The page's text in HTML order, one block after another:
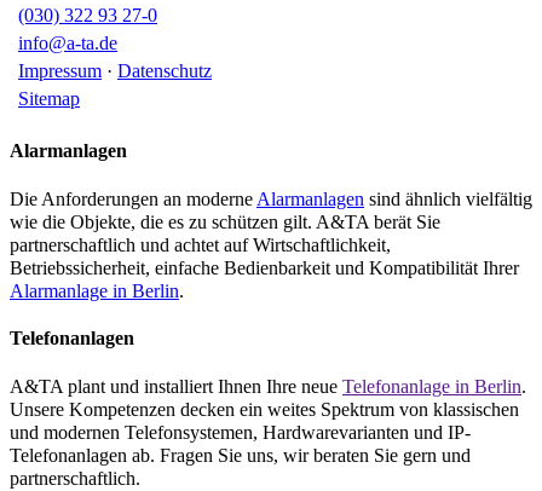
(030) 322 93 27-0
info@a-ta.de
Impressum · Datenschutz
Sitemap
Alarmanlagen
Die Anforderungen an moderne Alarmanlagen sind ähnlich vielfältig
wie die Objekte, die es zu schützen gilt. A&TA berät Sie
partnerschaftlich und achtet auf Wirtschaftlichkeit,
Betriebssicherheit, einfache Bedienbarkeit und Kompatibilität Ihrer
Alarmanlage in Berlin.
Telefonanlagen
A&TA plant und installiert Ihnen Ihre neue Telefonanlage in Berlin.
Unsere Kompetenzen decken ein weites Spektrum von klassischen
und modernen Telefonsystemen, Hardwarevarianten und IP-
Telefonanlagen ab. Fragen Sie uns, wir beraten Sie gern und
partnerschaftlich.